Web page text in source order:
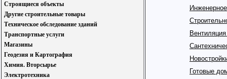
Строящиеся объекты
Другие строительные товары
Техническое обследование зданий
Транспортные услуги
Магазины
Геодезия и Картография
Химия. Вторсырье
Электротехника
Готовые